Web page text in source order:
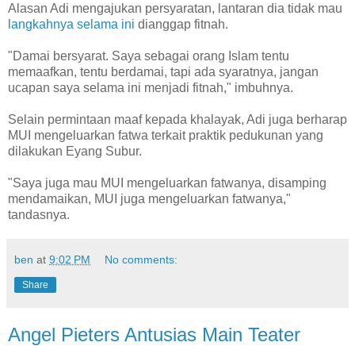
Alasan Adi mengajukan persyaratan, lantaran dia tidak mau
langkahnya selama ini dianggap fitnah.
"Damai bersyarat. Saya sebagai orang Islam tentu
memaafkan, tentu berdamai, tapi ada syaratnya, jangan
ucapan saya selama ini menjadi fitnah," imbuhnya.
Selain permintaan maaf kepada khalayak, Adi juga berharap
MUI mengeluarkan fatwa terkait praktik pedukunan yang
dilakukan Eyang Subur.
"Saya juga mau MUI mengeluarkan fatwanya, disamping
mendamaikan, MUI juga mengeluarkan fatwanya,"
tandasnya.
ben at 9:02 PM No comments:
Share
Angel Pieters Antusias Main Teater